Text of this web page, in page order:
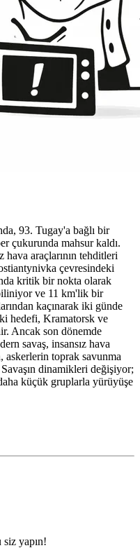
93. Tugay'a bağlı bir
çukurunda mahsur kaldı.
hava araçlarının tehditleri
çevresindeki
kritik bir nokta olarak
ve 11 km'lik bir
kaçınarak iki günde
hedefi, Kramatorsk ve
Ancak son dönemde
savaş, insansız hava
askerlerin toprak savunma
dinamikleri değişiyor;
küçük gruplarla yürüyüşe
yapın!